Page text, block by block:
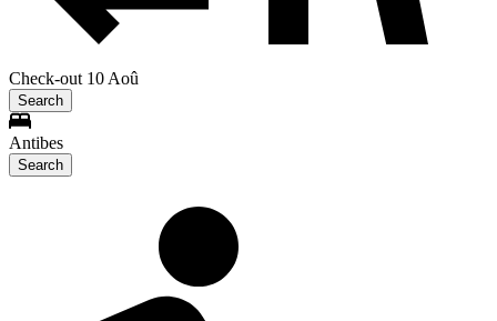
Check-out 10 Aoû
Search
Antibes
Search